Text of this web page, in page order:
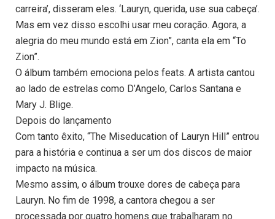
carreira’, disseram eles. ‘Lauryn, querida, use sua cabeça’.
Mas em vez disso escolhi usar meu coração. Agora, a
alegria do meu mundo está em Zion”, canta ela em “To
Zion”.
O álbum também emociona pelos feats. A artista cantou
ao lado de estrelas como D’Angelo, Carlos Santana e
Mary J. Blige.
Depois do lançamento
Com tanto êxito, “The Miseducation of Lauryn Hill” entrou
para a história e continua a ser um dos discos de maior
impacto na música.
Mesmo assim, o álbum trouxe dores de cabeça para
Lauryn. No fim de 1998, a cantora chegou a ser
processada por quatro homens que trabalharam no